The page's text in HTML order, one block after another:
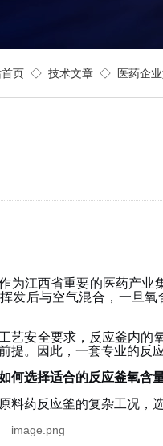
页 ◇ 技术文章 ◇ 医药企业
为江西省重要的医药产业
发后与空气混合，一旦
艺安全要求，反应釜内的
提。因此，一套专业的反
何选择适合的反应釜氧含
料药反应釜的复杂工况，